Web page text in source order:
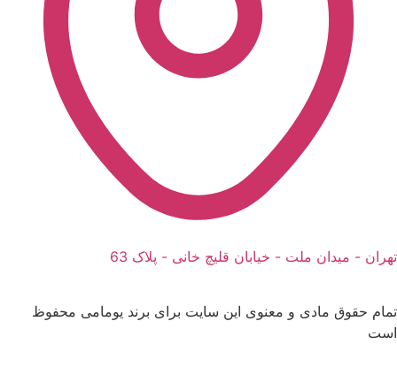
تهران - میدان ملت - خیابان قلیچ خانی - پلاک 63
تمام حقوق مادی و معنوی این سایت برای برند یومامی محفوظ
است